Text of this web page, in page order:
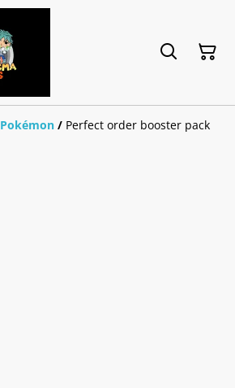
Pokémon / Perfect order booster pack